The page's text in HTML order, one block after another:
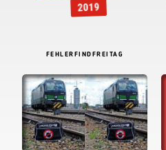
2019
FEHLERFINDFREITAG